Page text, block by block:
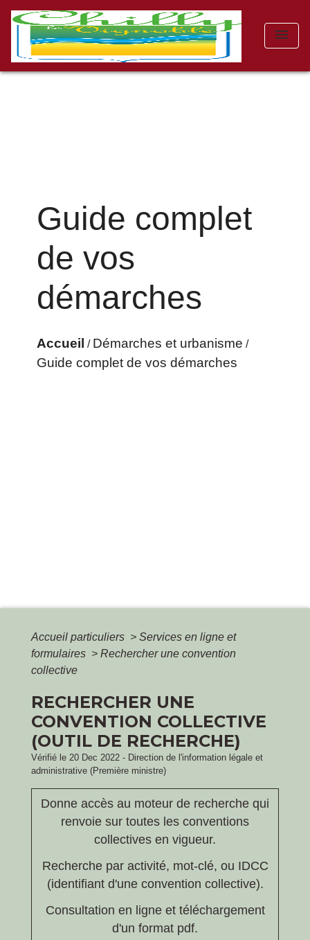
menu
Guide complet
de vos
démarches
Accueil / Démarches et urbanisme /
Guide complet de vos démarches
Accueil particuliers > Services en ligne et
formulaires > Rechercher une convention
collective
RECHERCHER UNE
CONVENTION COLLECTIVE
(OUTIL DE RECHERCHE)
Vérifié le 20 Dec 2022 - Direction de l'information légale et
administrative (Première ministre)
Donne accès au moteur de recherche qui
renvoie sur toutes les conventions
collectives en vigueur.
Recherche par activité, mot-clé, ou IDCC
(identifiant d'une convention collective).
Consultation en ligne et téléchargement
d'un format pdf.